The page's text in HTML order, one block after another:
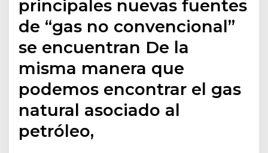
principales nuevas fuentes
de “gas no convencional”
se encuentran De la
misma manera que
podemos encontrar el gas
natural asociado al
petróleo,